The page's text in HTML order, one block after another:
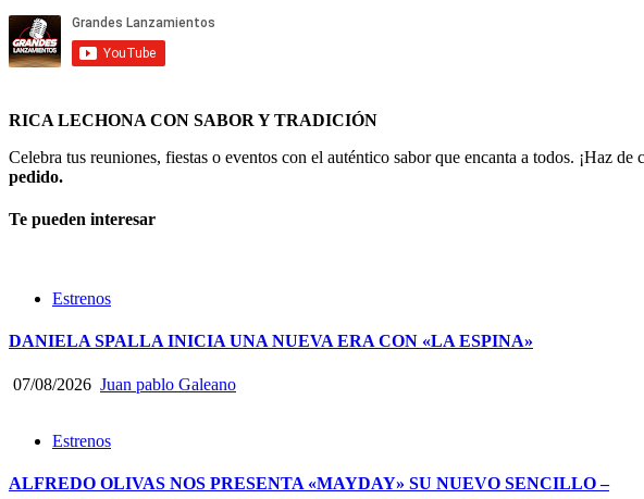
RICA LECHONA CON SABOR Y TRADICIÓN
Celebra tus reuniones, fiestas o eventos con el auténtico sabor que encanta a todos. ¡Haz
pedido.
Te pueden interesar
Estrenos
DANIELA SPALLA INICIA UNA NUEVA ERA CON «LA ESPINA»
07/08/2026 Juan pablo Galeano
Estrenos
ALFREDO OLIVAS NOS PRESENTA «MAYDAY» SU NUEVO SENCILLO –